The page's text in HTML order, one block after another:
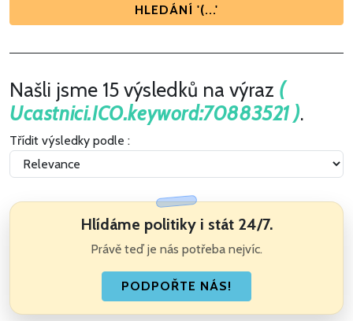
HLEDÁNÍ '(...'
Našli jsme 15 výsledků na výraz (
Ucastnici.ICO.keyword:70883521 ).
Třídit výsledky podle :
Hlídáme politiky i stát 24/7.
Právě teď je nás potřeba nejvíc.
PODPOŘTE NÁS!